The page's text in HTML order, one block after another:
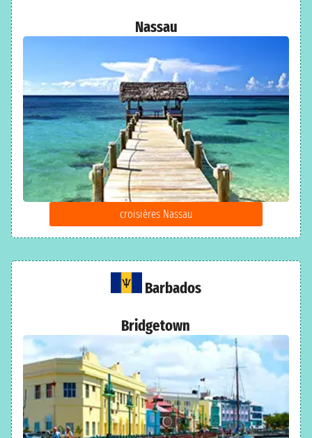
Nassau
croisières Nassau
Barbados
Bridgetown